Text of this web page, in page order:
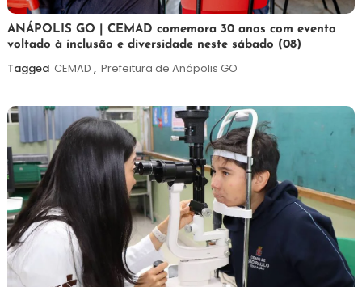
7
de
agosto
Maurilio
ANÁPOLIS GO | CEMAD comemora 30 anos com evento
voltado à inclusão e diversidade neste sábado (08)
Tagged CEMAD , Prefeitura de Anápolis GO